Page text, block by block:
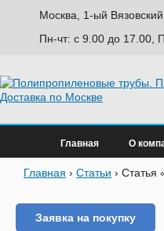
Москва, 1-ый
Пн-чт: с 9.00 до
Главная О
Главная › Статьи › Статья
Заявка на покупку